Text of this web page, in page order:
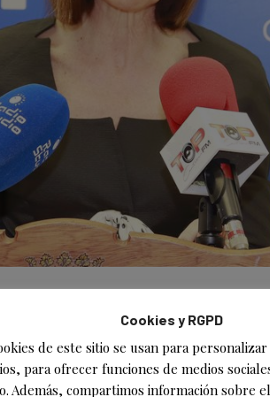
la oferta musical
y
Cookies y RGPD
de este sitio se usan para
para ofrecer funciones de medios
Además, compartimos información sobre